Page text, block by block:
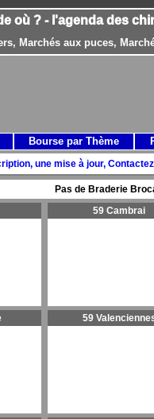
où ? - l'agenda des
Marchés aux puces,
une mise à jour,
Pas de Braderie
59 Cambrai
59
Bourse par Thème